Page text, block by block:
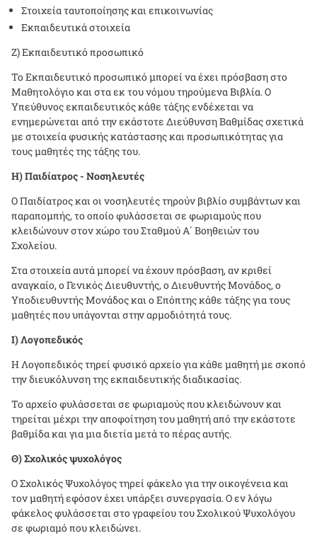
Στοιχεία ταυτοποίησης και επικοινωνίας
Εκπαιδευτικά στοιχεία
Ζ) Εκπαιδευτικό προσωπικό
Το Εκπαιδευτικό προσωπικό μπορεί να έχει πρόσβαση στο
Μαθητολόγιο και στα εκ του νόμου τηρούμενα Βιβλία. Ο
Υπεύθυνος εκπαιδευτικός κάθε τάξης ενδέχεται να
ενημερώνεται από την εκάστοτε Διεύθυνση Βαθμίδας σχετικά
με στοιχεία φυσικής κατάστασης και προσωπικότητας για
τους μαθητές της τάξης του.
Η) Παιδίατρος - Νοσηλευτές
Ο Παιδίατρος και οι νοσηλευτές τηρούν βιβλίο συμβάντων και
παραπομπής, το οποίο φυλάσσεται σε φωριαμούς που
κλειδώνουν στον χώρο του Σταθμού Α΄ Βοηθειών του
Σχολείου.
Στα στοιχεία αυτά μπορεί να έχουν πρόσβαση, αν κριθεί
αναγκαίο, ο Γενικός Διευθυντής, ο Διευθυντής Μονάδος, ο
Υποδιευθυντής Μονάδος και ο Επόπτης κάθε τάξης για τους
μαθητές που υπάγονται στην αρμοδιότητά τους.
Ι) Λογοπεδικός
Η Λογοπεδικός τηρεί φυσικό αρχείο για κάθε μαθητή με σκοπό
την διευκόλυνση της εκπαιδευτικής διαδικασίας.
Το αρχείο φυλάσσεται σε φωριαμούς που κλειδώνουν και
τηρείται μέχρι την αποφοίτηση του μαθητή από την εκάστοτε
βαθμίδα και για μια διετία μετά το πέρας αυτής.
Θ) Σχολικός ψυχολόγος
Ο Σχολικός Ψυχολόγος τηρεί φάκελο για την οικογένεια και
τον μαθητή εφόσον έχει υπάρξει συνεργασία. Ο εν λόγω
φάκελος φυλάσσεται στο γραφείου του Σχολικού Ψυχολόγου
σε φωριαμό που κλειδώνει.